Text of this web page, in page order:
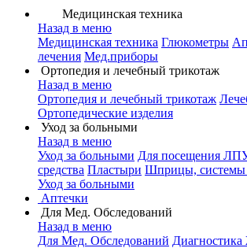
Медицинская техника
Назад в меню
Медицинская техника Глюкометры
лечения Мед.приборы
Ортопедия и лечебный трикотаж
Назад в меню
Ортопедия и лечебный трикотаж
Ортопедические изделия
Уход за больными
Назад в меню
Уход за больными Для посещения
средства Пластыри Шприцы, системы
Уход за больными
Аптечки
Для Мед. Обследований
Назад в меню
Для Мед. Обследований